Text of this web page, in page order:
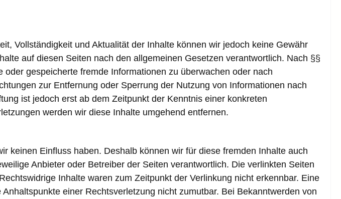
Vollständigkeit und Aktualität der Inhalte können wir jedoch keine Gewähr
auf diesen Seiten nach den allgemeinen Gesetzen verantwortlich. Nach §§
gespeicherte fremde Informationen zu überwachen oder nach
zur Entfernung oder Sperrung der Nutzung von Informationen nach
ist jedoch erst ab dem Zeitpunkt der Kenntnis einer konkreten
werden wir diese Inhalte umgehend entfernen.
keinen Einfluss haben. Deshalb können wir für diese fremden Inhalte auch
Anbieter oder Betreiber der Seiten verantwortlich. Die verlinkten Seiten
Inhalte waren zum Zeitpunkt der Verlinkung nicht erkennbar. Eine
einer Rechtsverletzung nicht zumutbar. Bei Bekanntwerden von